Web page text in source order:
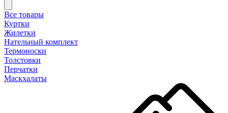
Все товары
Куртки
Жилетки
Нательный комплект
Термоноски
Толстовки
Перчатки
Маскхалаты